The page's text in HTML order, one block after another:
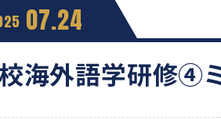
07.24
海外語学研修④